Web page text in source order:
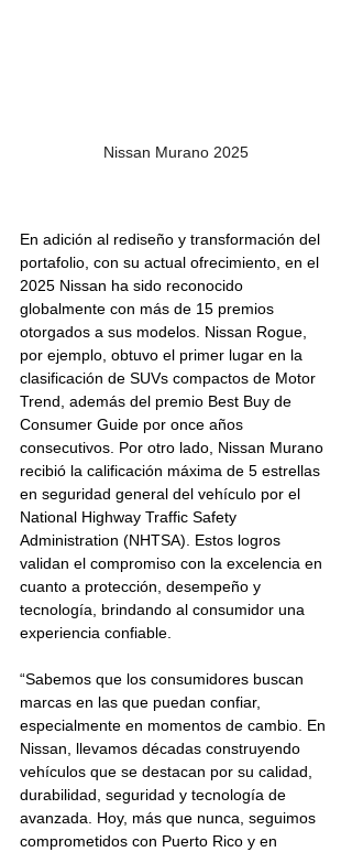
Nissan Murano 2025
En adición al rediseño y transformación del
portafolio, con su actual ofrecimiento, en el
2025 Nissan ha sido reconocido
globalmente con más de 15 premios
otorgados a sus modelos. Nissan Rogue,
por ejemplo, obtuvo el primer lugar en la
clasificación de SUVs compactos de Motor
Trend, además del premio Best Buy de
Consumer Guide por once años
consecutivos. Por otro lado, Nissan Murano
recibió la calificación máxima de 5 estrellas
en seguridad general del vehículo por el
National Highway Traffic Safety
Administration (NHTSA). Estos logros
validan el compromiso con la excelencia en
cuanto a protección, desempeño y
tecnología, brindando al consumidor una
experiencia confiable.
“Sabemos que los consumidores buscan
marcas en las que puedan confiar,
especialmente en momentos de cambio. En
Nissan, llevamos décadas construyendo
vehículos que se destacan por su calidad,
durabilidad, seguridad y tecnología de
avanzada. Hoy, más que nunca, seguimos
comprometidos con Puerto Rico y en